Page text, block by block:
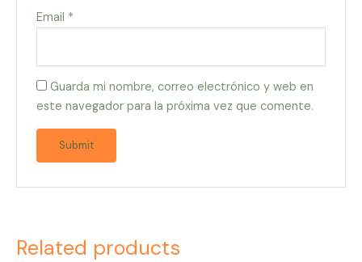
Email *
Guarda mi nombre, correo electrónico y web en
este navegador para la próxima vez que comente.
Related products